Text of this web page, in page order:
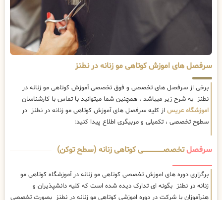
سرفصل های اموزش کوتاهی مو زنانه در نطنز
برخی از سرفصل های تخصصی و فوق تخصصی آموزش کوتاهی مو زنانه در
نطنز به شرح زیر میباشد ، همچنین شما میتوانید با تماس با کارشناسان
اموزشگاه عریس از کلیه سرفصل های آموزش کوتاهی مو زنانه در نطنز در
سطوح تخصصی ، تکمیلی و مربیگری اطلاع پیدا کنید:
سرفصلتخصصــــــــــــــــــــی کوتاهی زنانه (سطح توکن)
برگزاری دوره های اموزش تخصصی کوتاهی مو زنانه در آموزشگاه کوتاهی مو
زنانه در نطنز بگونه ای تدارک دیده شده است که کلیه دانشپذیران و
هنرآموزان با شرکت در دوره اموزشی کوتاهی مو زنانه در نطنز بصورت تخصصی